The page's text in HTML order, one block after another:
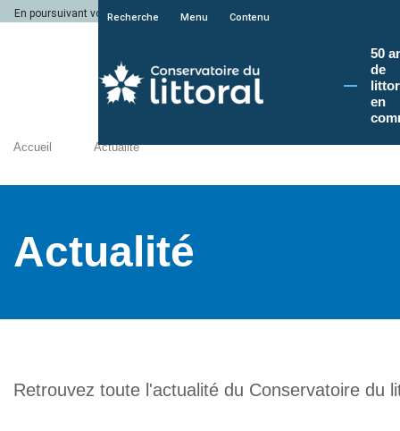
En poursuivant votre navigation sur le site du Conservatoire du littoral, vous
Recherche Menu Contenu
50
de
en
Accueil Actualité
Actualité
Retrouvez toute l'actualité du Conservatoire du